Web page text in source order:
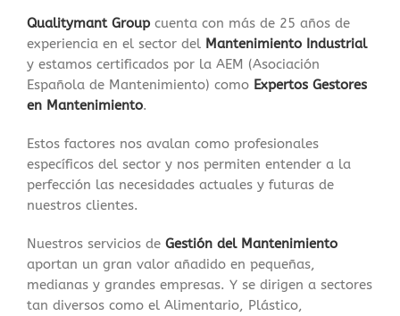
Qualitymant Group cuenta con más de 25 años de
experiencia en el sector del Mantenimiento Industrial
y estamos certificados por la AEM (Asociación
Española de Mantenimiento) como Expertos Gestores
en Mantenimiento.
Estos factores nos avalan como profesionales
específicos del sector y nos permiten entender a la
perfección las necesidades actuales y futuras de
nuestros clientes.
Nuestros servicios de Gestión del Mantenimiento
aportan un gran valor añadido en pequeñas,
medianas y grandes empresas. Y se dirigen a sectores
tan diversos como el Alimentario, Plástico,